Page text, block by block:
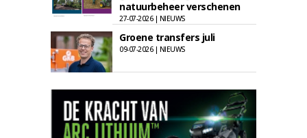
natuurbeheer verschenen
27-07-2026 | NIEUWS
Groene transfers juli
09-07-2026 | NIEUWS